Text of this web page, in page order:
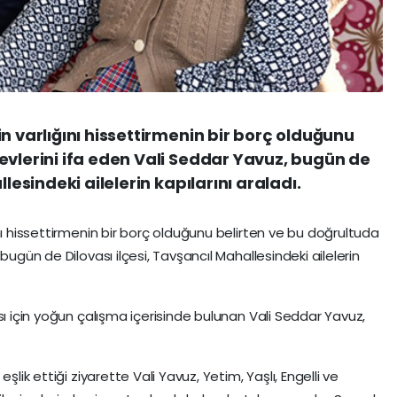
varlığını hissettirmenin bir borç olduğunu
ifa eden Vali Seddar Yavuz, bugün de
ailelerin kapılarını araladı.
hissettirmenin bir borç olduğunu belirten ve bu doğrultuda
de Dilovası ilçesi, Tavşancıl Mahallesindeki ailelerin
için yoğun çalışma içerisinde bulunan Vali Seddar Yavuz,
eşlik ettiği ziyarette Vali Yavuz, Yetim, Yaşlı, Engelli ve